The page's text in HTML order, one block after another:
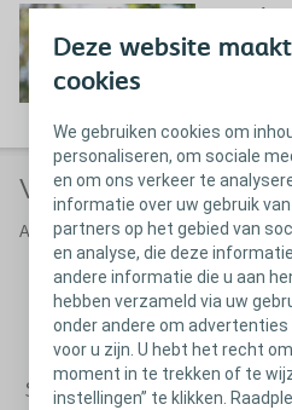
Deze website
cookies
We gebruiken cookies om
personaliseren, om sociale
en om ons verkeer te
informatie over uw gebruik
partners op het gebied van
en analyse, die deze
andere informatie die u aan
hebben verzameld via uw
onder andere om
voor u zijn. U hebt het recht
moment in te trekken of te
instellingen” te klikken.
na de
Veelgestelde vragen
Antwoorden op veelgestelde vragen
Sluiten